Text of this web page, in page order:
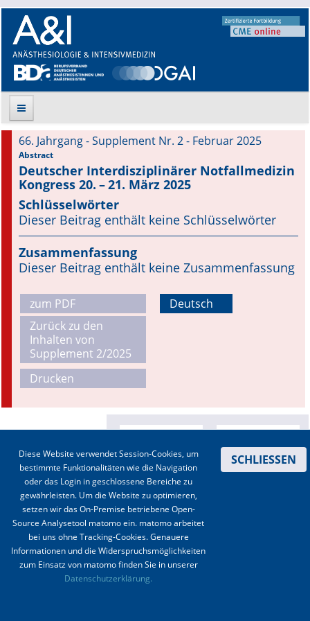
Suche
Aktuelle Ausgabe
Leitlinien
Archiv
Supplements
Supplements OrphanAnesthesia
Online First
A&I English
Autoren-Service
Bestell-Service
Stellenmarkt
Kongresskalender
66. Jahrgang - Supplement Nr. 2 - Februar 2025
Abstract
Deutscher Interdisziplinärer Notfallmedizin
Kongress 20. – 21. März 2025
Schlüsselwörter
Dieser Beitrag enthält keine Schlüsselwörter
Zusammenfassung
Dieser Beitrag enthält keine Zusammenfassung
zum PDF
Zurück zu den
Inhalten von
Supplement 2/2025
Drucken
Deutsch
Impressum Datenschutz
Diese Website verwendet Session-Cookies, um
bestimmte Funktionalitäten wie die Navigation
oder das Login in geschlossene Bereiche zu
gewährleisten. Um die Website zu optimieren,
setzen wir das On-Premise betriebene Open-
Source Analysetool matomo ein. matomo arbeitet
bei uns ohne Tracking-Cookies. Genauere
Informationen und die Widerspruchsmöglichkeiten
zum Einsatz von matomo finden Sie in unserer
Datenschutzerklärung.
SCHLIESSEN